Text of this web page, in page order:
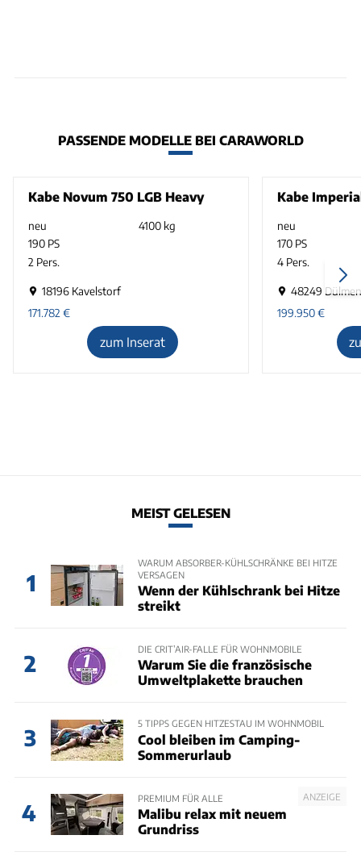
PASSENDE MODELLE BEI CARAWORLD
Kabe Novum 750 LGB Heavy
neu
4100 kg
190 PS
2 Pers.
18196 Kavelstorf
171.782 €
zum Inserat
Kabe
neu
170 PS
4 Pers.
48249 Dülmen
199.950€
MEIST GELESEN
1
WARUM ABSORBER-KÜHLSCHRÄNKE BEI HITZE
VERSAGEN
Wenn der Kühlschrank bei Hitze
streikt
2
DIE CRIT’AIR-FALLE FÜR WOHNMOBILE
Warum Sie die französische
Umweltplakette brauchen
3
5 TIPPS GEGEN HITZESTAU IM WOHNMOBIL
Cool bleiben im Camping-
Sommerurlaub
4
ANZEIGE
PREMIUM FÜR ALLE
Malibu relax mit neuem
Grundriss